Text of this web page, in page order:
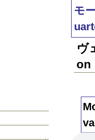
モ
ヴ
on